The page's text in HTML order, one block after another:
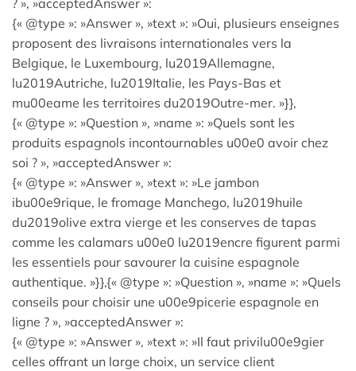
? », »acceptedAnswer »:
{« @type »: »Answer », »text »: »Oui, plusieurs enseignes
proposent des livraisons internationales vers la
Belgique, le Luxembourg, lu2019Allemagne,
lu2019Autriche, lu2019Italie, les Pays-Bas et
mu00eame les territoires du2019Outre-mer. »}},
{« @type »: »Question », »name »: »Quels sont les
produits espagnols incontournables u00e0 avoir chez
soi ? », »acceptedAnswer »:
{« @type »: »Answer », »text »: »Le jambon
ibu00e9rique, le fromage Manchego, lu2019huile
du2019olive extra vierge et les conserves de tapas
comme les calamars u00e0 lu2019encre figurent parmi
les essentiels pour savourer la cuisine espagnole
authentique. »}},{« @type »: »Question », »name »: »Quels
conseils pour choisir une u00e9picerie espagnole en
ligne ? », »acceptedAnswer »:
{« @type »: »Answer », »text »: »Il faut privilu00e9gier
celles offrant un large choix, un service client